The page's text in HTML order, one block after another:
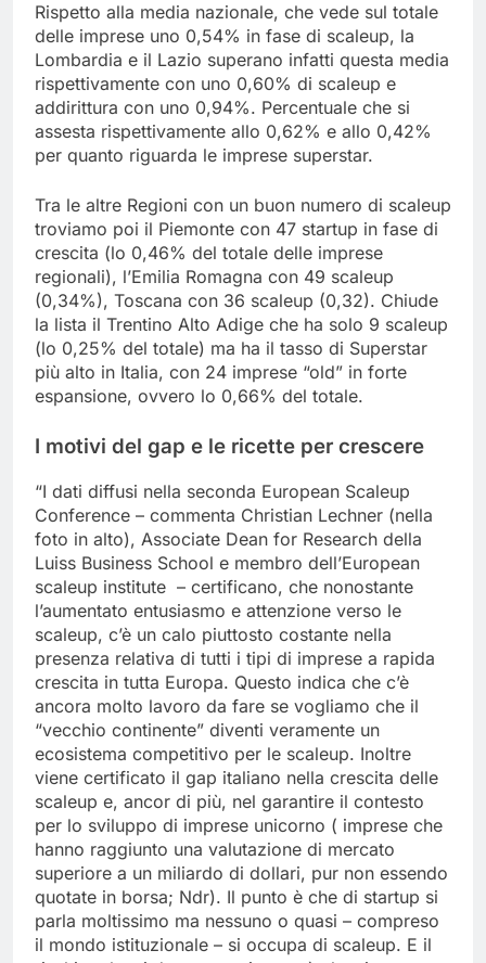
Rispetto alla media nazionale, che vede sul totale
delle imprese uno 0,54% in fase di scaleup, la
Lombardia e il Lazio superano infatti questa media
rispettivamente con uno 0,60% di scaleup e
addirittura con uno 0,94%. Percentuale che si
assesta rispettivamente allo 0,62% e allo 0,42%
per quanto riguarda le imprese superstar.
Tra le altre Regioni con un buon numero di scaleup
troviamo poi il Piemonte con 47 startup in fase di
crescita (lo 0,46% del totale delle imprese
regionali), l’Emilia Romagna con 49 scaleup
(0,34%), Toscana con 36 scaleup (0,32). Chiude
la lista il Trentino Alto Adige che ha solo 9 scaleup
(lo 0,25% del totale) ma ha il tasso di Superstar
più alto in Italia, con 24 imprese “old” in forte
espansione, ovvero lo 0,66% del totale.
I motivi del gap e le ricette per crescere
“I dati diffusi nella seconda European Scaleup
Conference – commenta Christian Lechner (nella
foto in alto), Associate Dean for Research della
Luiss Business School e membro dell’European
scaleup institute – certificano, che nonostante
l’aumentato entusiasmo e attenzione verso le
scaleup, c’è un calo piuttosto costante nella
presenza relativa di tutti i tipi di imprese a rapida
crescita in tutta Europa. Questo indica che c’è
ancora molto lavoro da fare se vogliamo che il
“vecchio continente” diventi veramente un
ecosistema competitivo per le scaleup. Inoltre
viene certificato il gap italiano nella crescita delle
scaleup e, ancor di più, nel garantire il contesto
per lo sviluppo di imprese unicorno ( imprese che
hanno raggiunto una valutazione di mercato
superiore a un miliardo di dollari, pur non essendo
quotate in borsa; Ndr). Il punto è che di startup si
parla moltissimo ma nessuno o quasi – compreso
il mondo istituzionale – si occupa di scaleup. E il